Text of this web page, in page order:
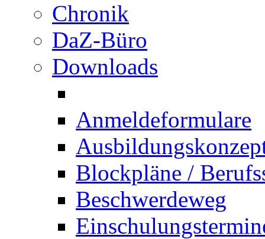
Chronik
DaZ-Büro
Downloads
Anmeldeformulare
Blockpläne /
Beschwerdeweg